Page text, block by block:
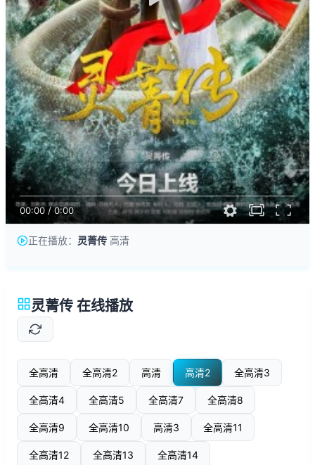
00:00/0:00
正在播放： 灵菁传 高清
灵菁传 在线播放
全高清 全高清2 高清 高清2 全高清3
全高清4 全高清5 全高清7 全高清8
全高清9 全高清10 高清3 全高清11
全高清12 全高清13 全高清14